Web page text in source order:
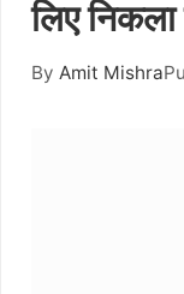
लिए निकला
By Amit Mishra